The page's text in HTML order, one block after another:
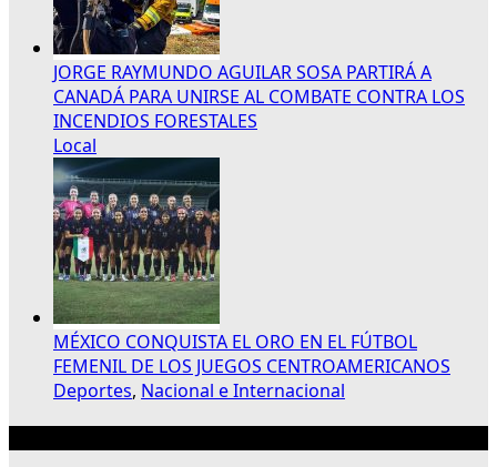
JORGE RAYMUNDO AGUILAR SOSA PARTIRÁ A
CANADÁ PARA UNIRSE AL COMBATE CONTRA LOS
INCENDIOS FORESTALES
Local
MÉXICO CONQUISTA EL ORO EN EL FÚTBOL
FEMENIL DE LOS JUEGOS CENTROAMERICANOS
Deportes, Nacional e Internacional